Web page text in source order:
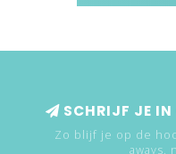
SCHRIJF JE IN
Zo blijf je op de
aways,